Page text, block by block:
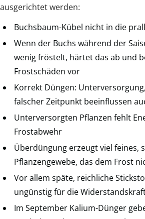
ausgerichtet werden:
Buchsbaum-Kübel nicht in die
Wenn der Buchs während der
wenig fröstelt, härtet das ab und
Frostschäden vor
Korrekt Düngen:
falscher Zeitpunkt beeinflussen
Unterversorgten Pflanzen fehlt
Frostabwehr
Überdüngung erzeugt viel feines,
Pflanzengewebe, das dem Frost
Vor allem späte, reichliche
ungünstig für die
Im September Kalium-Dünger